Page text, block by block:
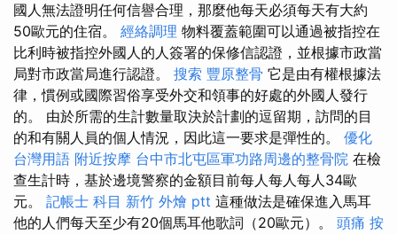
國人無法證明任何信譽合理，那麼他每天必須每天有大約
50歐元的住宿。 經絡調理 物料覆蓋範圍可以通過被指控在
比利時被指控外國人的人簽署的保修信認證，並根據市政當
局對市政當局進行認證。 搜索 豐原整骨 它是由有權根據法
律，慣例或國際習俗享受外交和領事的好處的外國人發行
的。 由於所需的生計數量取決於計劃的逗留期，訪問的目
的和有關人員的個人情況，因此這一要求是彈性的。 優化
台灣用語 附近按摩 台中市北屯區軍功路周邊的整骨院 在檢
查生計時，基於邊境警察的金額目前每人每人每人34歐
元。 記帳士 科目 新竹 外燴 ptt 這種做法是確保進入馬耳
他的人們每天至少有20個馬耳他歌詞（20歐元）。 頭痛 按